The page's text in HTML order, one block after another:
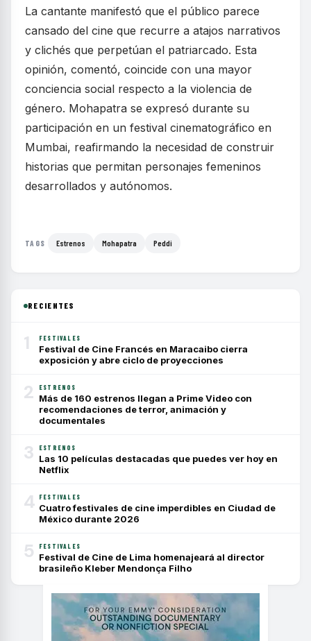
La cantante manifestó que el público parece
cansado del cine que recurre a atajos narrativos
y clichés que perpetúan el patriarcado. Esta
opinión, comentó, coincide con una mayor
conciencia social respecto a la violencia de
género. Mohapatra se expresó durante su
participación en un festival cinematográfico en
Mumbai, reafirmando la necesidad de construir
historias que permitan personajes femeninos
desarrollados y autónomos.
TAGS Estrenos Mohapatra Peddi
RECIENTES
1 FESTIVALES
Festival de Cine Francés en Maracaibo cierra
exposición y abre ciclo de proyecciones
2 ESTRENOS
Más de 160 estrenos llegan a Prime Video con
recomendaciones de terror, animación y
documentales
3 ESTRENOS
Las 10 películas destacadas que puedes ver hoy en
Netflix
4 FESTIVALES
Cuatro festivales de cine imperdibles en Ciudad de
México durante 2026
5 FESTIVALES
Festival de Cine de Lima homenajeará al director
brasileño Kleber Mendonça Filho